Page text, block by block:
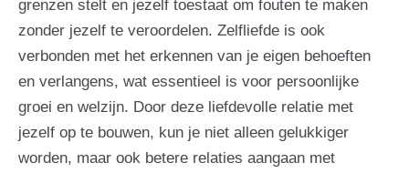
grenzen stelt en jezelf toestaat om fouten te maken
zonder jezelf te veroordelen. Zelfliefde is ook
verbonden met het erkennen van je eigen behoeften
en verlangens, wat essentieel is voor persoonlijke
groei en welzijn. Door deze liefdevolle relatie met
jezelf op te bouwen, kun je niet alleen gelukkiger
worden, maar ook betere relaties aangaan met